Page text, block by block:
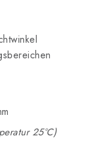
25°C)